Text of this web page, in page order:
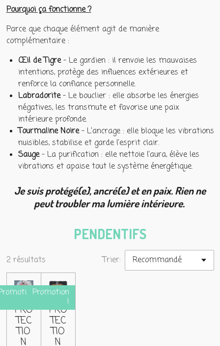
Pourquoi ça fonctionne ?
Parce que chaque élément agit de manière
complémentaire :
Œil de Tigre– Le gardien : il renvoie les mauvaises
intentions, protège des influences extérieures et
renforce la confiance personnelle.
Labradorite– Le bouclier : elle absorbe les énergies
négatives, les transmute et favorise une paix
intérieure profonde.
Tourmaline Noire– L’ancrage : elle bloque les vibrations
nuisibles, stabilise et garde l’esprit clair.
Sauge– La purification : elle nettoie l’aura, élève les
vibrations et apaise tout le système énergétique.
Je suis protégé(e), ancré(e) et en paix. Rien ne
peut troubler ma lumière intérieure.
PENDENTIFS
2 résultats Trier:
PRO
TEC
TIO
N
Promotion
!
PRO
TEC
TIO
N